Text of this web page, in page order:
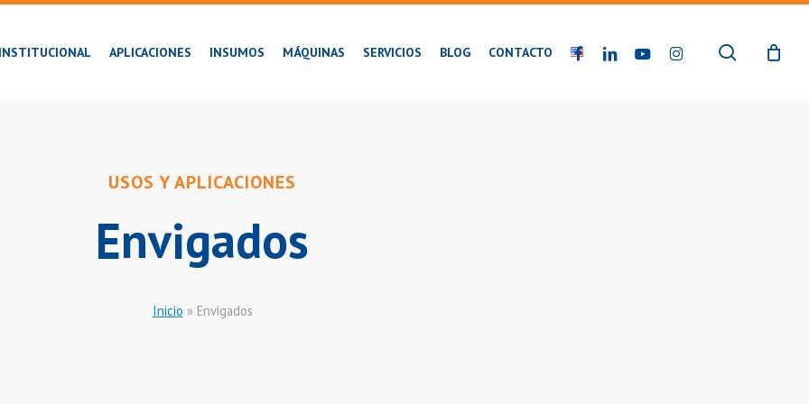
INSTITUCIONAL APLICACIONES INSUMOS MÁQUINAS SERVICIOS BLOG CONTACTO FACEBOOKLINKEDINYOUTUBEINSTAGRAM buscar
USOS Y APLICACIONES
Envigados
Inicio » Envigados